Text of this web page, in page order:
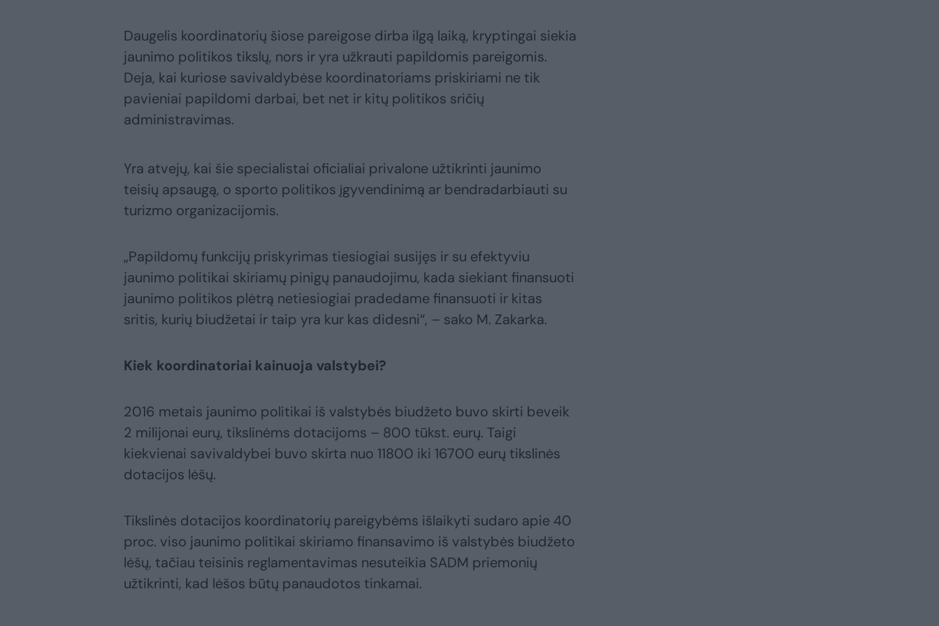
Daugelis koordinatorių šiose pareigose dirba ilgą laiką, kryptingai siekia
jaunimo politikos tikslų, nors ir yra užkrauti papildomis pareigomis.
Deja, kai kuriose savivaldybėse koordinatoriams priskiriami ne tik
pavieniai papildomi darbai, bet net ir kitų politikos sričių
administravimas.
Yra atvejų, kai šie specialistai oficialiai privalone užtikrinti jaunimo
teisių apsaugą, o sporto politikos įgyvendinimą ar bendradarbiauti su
turizmo organizacijomis.
„Papildomų funkcijų priskyrimas tiesiogiai susijęs ir su efektyviu
jaunimo politikai skiriamų pinigų panaudojimu, kada siekiant finansuoti
jaunimo politikos plėtrą netiesiogiai pradedame finansuoti ir kitas
sritis, kurių biudžetai ir taip yra kur kas didesni“, – sako M. Zakarka.
Kiek koordinatoriai kainuoja valstybei?
2016 metais jaunimo politikai iš valstybės biudžeto buvo skirti beveik
2 milijonai eurų, tikslinėms dotacijoms – 800 tūkst. eurų. Taigi
kiekvienai savivaldybei buvo skirta nuo 11800 iki 16700 eurų tikslinės
dotacijos lėšų.
Tikslinės dotacijos koordinatorių pareigybėms išlaikyti sudaro apie 40
proc. viso jaunimo politikai skiriamo finansavimo iš valstybės biudžeto
lėšų, tačiau teisinis reglamentavimas nesuteikia SADM priemonių
užtikrinti, kad lėšos būtų panaudotos tinkamai.